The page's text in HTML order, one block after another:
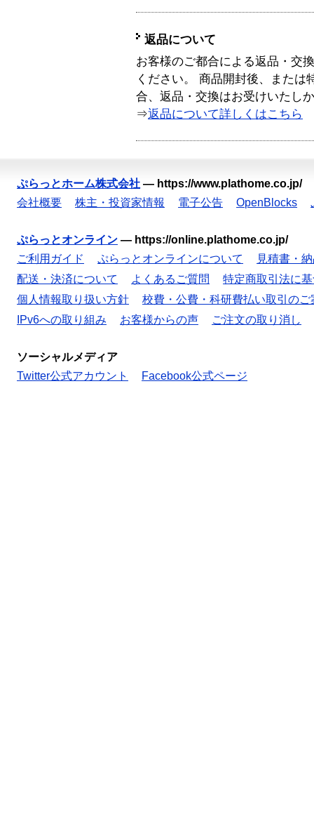
返品について
お客様のご都合による返品・交
ください。 商品開封後、または
合、返品・交換はお受けいたし
⇒返品について詳しくはこちら
ぷらっとホーム株式会社 — https://www.plathome.co.jp/
会社概要
株主・投資家情報 電子公告 OpenBlocks
ぷらっとオンライン — https://online.plathome.co.jp/
ご利用ガイド
ぷらっとオンラインについて
見積書・
配送・決済について
よくあるご質問
特定商取引法に
個人情報取り扱い方針
校費・公費・科研費払い取引のご
IPv6への取り組み
お客様からの声 ご注文の取り消し
ソーシャルメディア
Twitter公式アカウント
Facebook公式ページ